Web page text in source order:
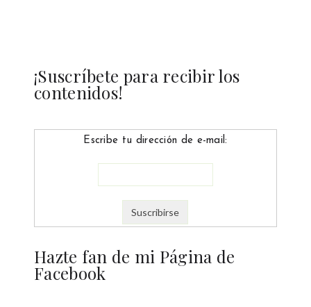
¡Suscríbete para recibir los
contenidos!
Escribe tu dirección de e-mail:
Hazte fan de mi Página de
Facebook